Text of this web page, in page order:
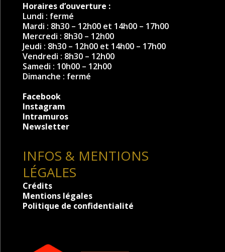
Horaires d’ouverture :
Lundi : fermé
Mardi : 8h30 – 12h00 et 14h00 – 17h00
Mercredi : 8h30 – 12h00
Jeudi : 8h30 – 12h00 et 14h00 – 17h00
Vendredi : 8h30 – 12h00
Samedi : 10h00 – 12h00
Dimanche : fermé
Facebook
Instagram
Intramuros
Newsletter
INFOS & MENTIONS
LÉGALES
Crédits
Mentions légales
Politique de confidentialité